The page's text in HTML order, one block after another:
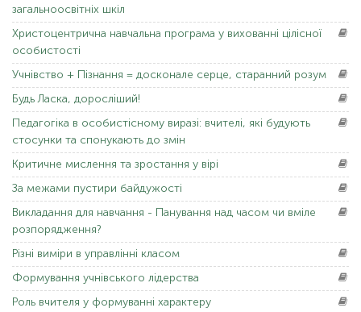
загальноосвітніх шкіл
Христоцентрична навчальна програма у вихованні цілісної
особистості
Учнівство + Пізнання = досконале серце, старанний розум
Будь Ласка, доросліший!
Педагогіка в особистісному виразі: вчителі, які будують
стосунки та спонукають до змін
Критичне мислення та зростання у вірі
За межами пустири байдужості
Викладання для навчання - Панування над часом чи вміле
розпорядження?
Різні виміри в управлінні класом
Формування учнівського лідерства
Роль вчителя у формуванні характеру